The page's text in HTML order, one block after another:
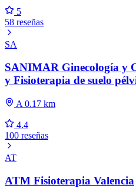
5
58 reseñas
SA
SANIMAR Ginecología y
y Fisioterapia de suelo
A 0.17 km
4.4
100 reseñas
AT
ATM Fisioterapia Valencia